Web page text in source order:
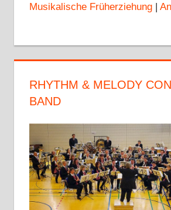
Musikalische Früherziehung|
RHYTHM & MELODY
BAND